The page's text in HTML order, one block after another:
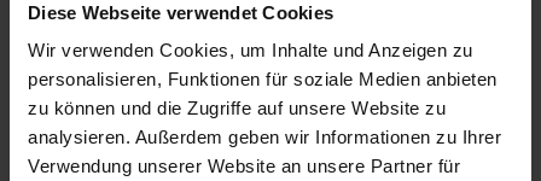
Diese Webseite verwendet Cookies
Wir verwenden Cookies, um Inhalte und Anzeigen zu
personalisieren, Funktionen für soziale Medien anbieten
zu können und die Zugriffe auf unsere Website zu
analysieren. Außerdem geben wir Informationen zu Ihrer
Verwendung unserer Website an unsere Partner für
& Gesundheitskarte